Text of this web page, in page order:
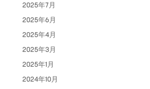
2025年7月
2025年6月
2025年4月
2025年3月
2025年1月
2024年10月